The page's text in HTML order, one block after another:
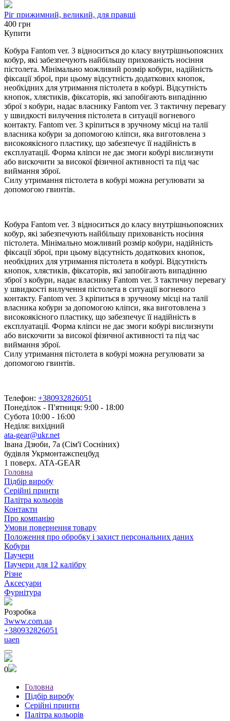
Ріг прижимний, великий, для правші
400 грн
Купити
Кобура Fantom ver. 3 відноситься до класу внутрішньопоясних
кобур, які забезпечують найбільшу прихованість носіння
пістолета. Мінімально можливий розмір кобури, надійність
фіксації зброї, при цьому відсутність додаткових кнопок,
необхідних для утримання пістолета в кобурі. Відсутність
кнопок, хлястиків, фіксаторів, які запобігають випадінню
зброї з кобури, надає власнику Fantom ver. 3 тактичну перевагу
у швидкості вилучення пістолета в ситуації вогневого
контакту. Fantom ver. 3 кріпиться в зручному місці на талії
власника кобури за допомогою кліпси, яка виготовлена з
високоякісного пластику, що забезпечує її надійність в
експлуатації. Форма кліпси не дає змоги кобурі вислизнути
або вискочити за високої фізичної активності та під час
виймання зброї.
Силу утримання пістолета в кобурі можна регулювати за
допомогою гвинтів.
Кобура Fantom ver. 3 відноситься до класу внутрішньопоясних
кобур, які забезпечують найбільшу прихованість носіння
пістолета. Мінімально можливий розмір кобури, надійність
фіксації зброї, при цьому відсутність додаткових кнопок,
необхідних для утримання пістолета в кобурі. Відсутність
кнопок, хлястиків, фіксаторів, які запобігають випадінню
зброї з кобури, надає власнику Fantom ver. 3 тактичну перевагу
у швидкості вилучення пістолета в ситуації вогневого
контакту. Fantom ver. 3 кріпиться в зручному місці на талії
власника кобури за допомогою кліпси, яка виготовлена з
високоякісного пластику, що забезпечує її надійність в
експлуатації. Форма кліпси не дає змоги кобурі вислизнути
або вискочити за високої фізичної активності та під час
виймання зброї.
Силу утримання пістолета в кобурі можна регулювати за
допомогою гвинтів.
Телефон: +380932826051
Понеділок - П'ятниця: 9:00 - 18:00
Субота 10:00 - 16:00
Неділя: вихідний
ata-gear@ukr.net
Івана Дзюби, 7а (Сім'ї Сосніних)
будівля Укрмонтажспецбуд
1 поверх. ATA-GEAR
Головна
Підбір виробу
Серійні принти
Палітра кольорів
Контакти
Про компанію
Умови повернення товару
Положення про обробку і захист персональних даних
Кобури
Паучери
Паучери для 12 калібру
Різне
Аксесуари
Фурнітура
Розробка
3www.com.ua
+380932826051
uaen
0
Головна
Підбір виробу
Серійні принти
Палітра кольорів